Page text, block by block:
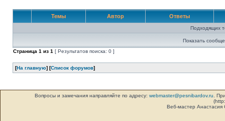
Темы Автор Ответы
Подходящих
Показать
Страница 1 из 1 [ Результатов поиска: 0 ]
[На главную] [Список форумов]
Вопросы и замечания направляйте по адресу: webmaster@pesnibardov.ru .
Веб-мастер